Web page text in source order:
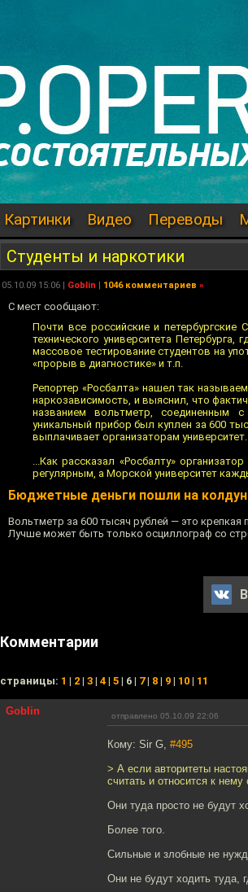
Картинки Видео Переводы
Студенты и наркотики
05.10.09 15:06 | Goblin | 1046 комментариев »
С мест сообщают:
Почти все российские и
технического университета
массовое тестирование студентов на
«прорыв в диагностике» и т.п.
Репортер «Росбалта» нашел так
наркозависимость, и выяснил, что
названием вольтметр, соединенным
уникальный прибор был куплен за 600
выплачивает организаторам университет.
...Как рассказал «Росбалту»
регулярным, а Морской университет
Бюджетные деньги пошли на
Вольтметр за 600 тысяч рублей — это крепкая
Лучше может быть только осциллограф со
Комментарии
cтраницы: 1 | 2 | 3 | 4 | 5 | 6 | 7| 8 | 9 | 10 | 11
Goblin отправлено 05.10.09 22:06
Кому: Sir G, #495
> А если авторитеты
считать и относится к нему
Они туда просто не будут
Более того.
Сильные и злобные не
Они не будут ходить туда,